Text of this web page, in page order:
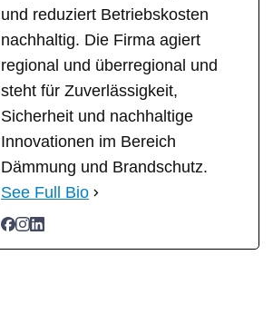
und reduziert Betriebskosten
nachhaltig. Die Firma agiert
regional und überregional und
steht für Zuverlässigkeit,
Sicherheit und nachhaltige
Innovationen im Bereich
Dämmung und Brandschutz.
See Full Bio